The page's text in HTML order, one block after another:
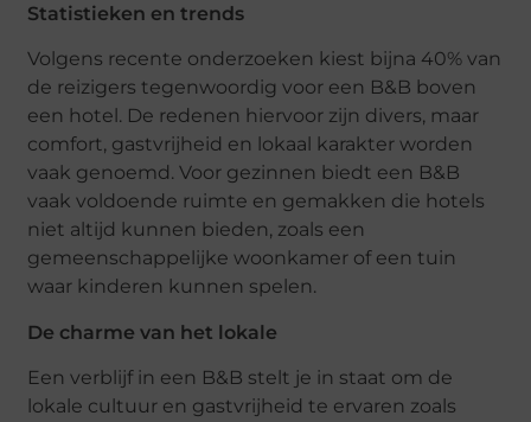
Statistieken en trends
Volgens recente onderzoeken kiest bijna 40% van
de reizigers tegenwoordig voor een B&B boven
een hotel. De redenen hiervoor zijn divers, maar
comfort, gastvrijheid en lokaal karakter worden
vaak genoemd. Voor gezinnen biedt een B&B
vaak voldoende ruimte en gemakken die hotels
niet altijd kunnen bieden, zoals een
gemeenschappelijke woonkamer of een tuin
waar kinderen kunnen spelen.
De charme van het lokale
Een verblijf in een B&B stelt je in staat om de
lokale cultuur en gastvrijheid te ervaren zoals